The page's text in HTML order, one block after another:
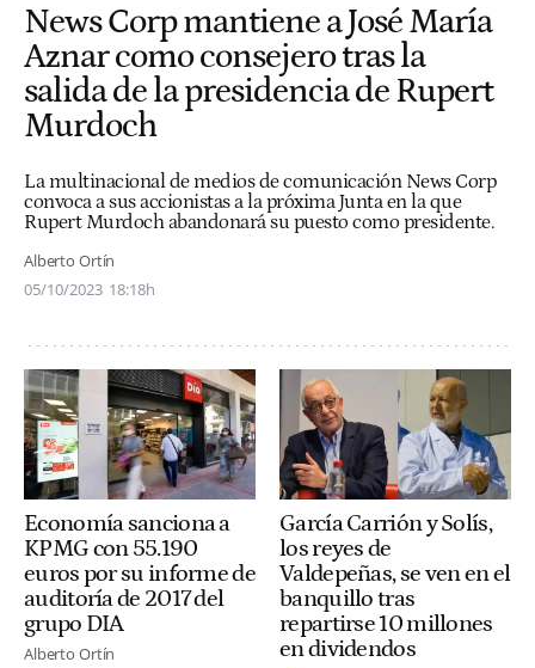
News Corp mantiene a José María
Aznar como consejero tras la
salida de la presidencia de Rupert
Murdoch
La multinacional de medios de comunicación News Corp
convoca a sus accionistas a la próxima Junta en la que
Rupert Murdoch abandonará su puesto como presidente.
Alberto Ortín
05/10/2023 18:18h
Economía sanciona a
KPMG con 55.190
euros por su informe de
auditoría de 2017 del
grupo DIA
Alberto Ortín
García Carrión y Solís,
los reyes de
Valdepeñas, se ven en el
banquillo tras
repartirse 10 millones
en dividendos